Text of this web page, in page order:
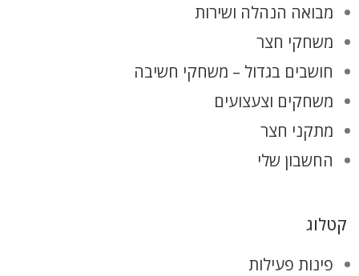
מבואה הנהלה ושירות
משחקי חצר
חושבים בגדול – משחקי חשיבה
משחקים וצעצועים
מתקני חצר
החשבון שלי
קטלוג
פינות פעילות